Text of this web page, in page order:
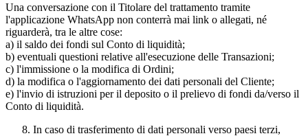
Una conversazione con il Titolare del trattamento tramite
l'applicazione WhatsApp non conterrà mai link o allegati, né
riguarderà, tra le altre cose:
a) il saldo dei fondi sul Conto di liquidità;
b) eventuali questioni relative all'esecuzione delle Transazioni;
c) l'immissione o la modifica di Ordini;
d) la modifica o l'aggiornamento dei dati personali del Cliente;
e) l'invio di istruzioni per il deposito o il prelievo di fondi da/verso il
Conto di liquidità.
In caso di trasferimento di dati personali verso paesi terzi,